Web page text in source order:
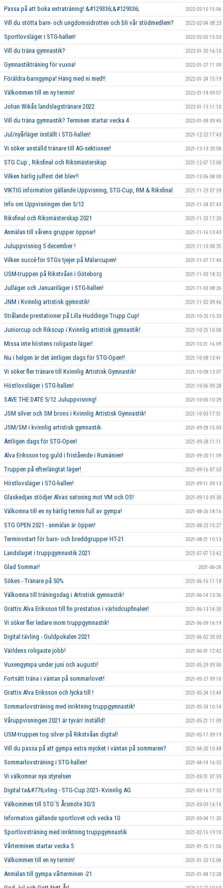
Passa på att boka extraträning! &#129336;&#129336; 2022-02-15 15:06
Vill du stötta barn- och ungdomsidrotten och bli vår stödmedlem? 2022-02-04 08:23
Sportlovsläger i STG-hallen! 2022-02-02 15:53
Vill du träna gymnastik? 2022-01-30 16:10
Gymnastikträning för vuxna! 2022-01-27 11:09
Föräldra-barngympa! Häng med ni med!! 2022-01-24 15:19
Välkommen till en ny termin! 2022-01-18 09:57
Johan Wikås landslagstränare 2022 2022-01-13 11:10
Vill du träna gymnastik? Terminen startar vecka 4 2022-01-08 09:45
Jul/nyårläger inställt i STG-hallen! 2021-12-22 17:43
Vi söker anställd tränare till AG-sektionen! 2021-12-13 20:58
STG Cup , Riksfinal och Riksmästerskap 2021-12-07 13:00
Vilken härlig julfest det blev!! 2021-12-06 08:00
VIKTIG information gällande Uppvisning, STG-Cup, RM & Riksfinal 2021-11-29 07:59
Info om Uppvisningen den 5/12 2021-11-24 07:43
Riksfinal och Riksmästerskap 2021 2021-11-23 17:20
Anmälan till vårens grupper öppnar! 2021-11-16 13:43
Juluppvisning 5 december ! 2021-11-10 08:35
Vilken succé för STGs tjejer på Mälarcupen! 2021-11-07 17:40
USM-truppen på Rikstvåan i Göteborg 2021-11-03 18:32
Julläger och Januariläger i STG-hallen! 2021-11-03 08:26
JNM i Kvinnlig artistisk gymnstik! 2021-11-02 09:46
Strålande prestationer på Lilla Huddinge Trupp Cup! 2021-10-25 15:33
Juniorcup och Rikscup i Kvinnlig artistisk gymnastik! 2021-10-25 10:00
Missa inte höstens roligaste läger! 2021-10-21 16:09
Nu i helgen är det äntligen dags för STG-Open!! 2021-10-08 13:41
Vi söker fler tränare till Kvinnlig Artistisk Gymnastik! 2021-10-08 13:07
Höstlovsläger i STG-hallen! 2021-10-06 09:28
SAVE THE DATE 5/12 Juluppvisning! 2021-10-05 10:29
JSM silver och SM brons i Kvinnlig Artistisk Gymnastik! 2021-10-03 17:51
JSM/SM i kvinnlig artistisk gymnastik 2021-09-28 15:03
Äntligen dags för STG-Open! 2021-09-28 11:11
Alva Eriksson tog guld i fristående i Rumänien! 2021-09-20 11:09
Truppen på efterlängtat läger! 2021-09-16 07:53
Höstlovsläger i STG-hallen! 2021-09-11 09:13
Glaskedjan stödjer Alvas satsning mot VM och OS! 2021-09-10 09:30
Välkomna till en ny härlig termin full av gympa! 2021-08-26 18:16
STG OPEN 2021 - anmälan är öppen! 2021-08-23 15:27
Terminsstart för barn- och breddgrupper HT-21 2021-08-21 10:13
Landslaget i truppgymnastik 2021 2021-07-07 13:42
Glad Sommar! 2021-06-24
Sökes - Tränare på 50% 2021-06-16 11:18
Välkomna till träningsdag i Artistisk gymnastik! 2021-06-14 13:36
Grattis Alva Eriksson till fin prestation i värlsdcupfinalen! 2021-06-13 14:30
Vi söker fler ledare inom truppgymnastik! 2021-06-09 16:19
Digital tävling - Guldpokalen 2021 2021-06-02 20:03
Världens roligaste jobb! 2021-06-01 12:42
Vuxengympa under juni och augusti! 2021-05-29 09:00
Fortsätt träna i väntan på sommarlovet! 2021-05-27 09:10
Grattis Alva Eriksson och lycka till ! 2021-05-24 13:44
Sommarlovsträning med inriktning truppgymnastik! 2021-05-24 10:14
Våruppvisningen 2021 är tyvärr inställd! 2021-05-21 11:09
USM-truppen tog silver på Rikstvåan digital! 2021-05-17 09:19
Vill du passa på att gympa extra mycket i väntan på sommaren? 2021-04-20 10:48
Sommarlovsträning i STG-hallen! 2021-04-14 16:32
Vi välkomnar nya styrelsen 2021-03-31 07:59
Digital ta&#776;vling - STG-Cup 2021- Kvinnlig AG 2021-03-16 17:32
Välkommen till STG´S Årsmöte 30/3 2021-03-09 16:10
Information gällande sportlovet och vecka 10 2021-03-04 11:20
Sportlovsträning med inriktning truppgymnastik 2021-02-16 19:10
Vårterminen startar vecka 5 2021-01-25 11:56
Välkommen till en ny termin! 2021-01-20 15:04
Anmälan till gympa vårterminen -21 2021-01-04 12:28